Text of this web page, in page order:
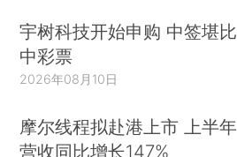
宇树科技开始申购 中签堪比
中彩票
2026年08月10日
摩尔线程拟赴港上市 上半年
营收同比增长147%